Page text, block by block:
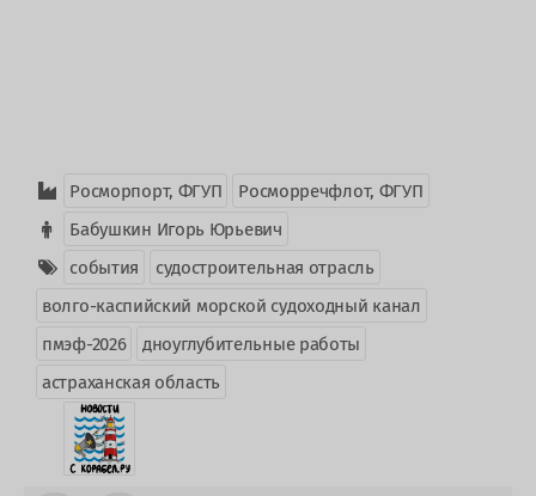
Росморпорт, ФГУП
Росморречфлот, ФГУП
Бабушкин Игорь Юрьевич
события
судостроительная отрасль
волго-каспийский морской судоходный канал
пмэф-2026
дноуглубительные работы
астраханская область